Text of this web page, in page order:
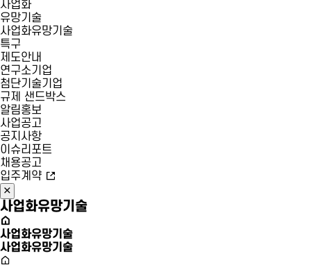
사업화
유망기술
사업화유망기술
특구
제도안내
연구소기업
첨단기술기업
규제 샌드박스
알림홍보
사업공고
공지사항
이슈리포트
채용공고
입주계약
사업화유망기술
사업화유망기술
사업화유망기술